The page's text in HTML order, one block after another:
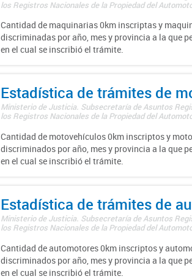
los Registros Nacionales de la Propiedad del
Cantidad de maquinarias 0km inscriptas y
discriminadas por año, mes y provincia a la que
en el cual se inscribió el trámite.
Estadística de trámites de
Ministerio de Justicia. Subsecretaría de Asuntos
los Registros Nacionales de la Propiedad del
Cantidad de motovehículos 0km inscriptos y
discriminados por año, mes y provincia a la que
en el cual se inscribió el trámite.
Estadística de trámites de
Ministerio de Justicia. Subsecretaría de Asuntos
los Registros Nacionales de la Propiedad del
Cantidad de automotores 0km inscriptos y
discriminados por año, mes y provincia a la que
en el cual se inscribió el trámite.